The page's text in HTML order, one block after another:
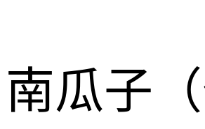
南瓜子（